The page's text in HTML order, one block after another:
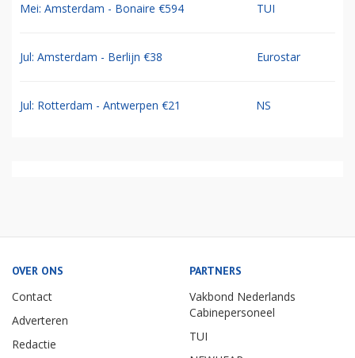
Mei: Amsterdam - Bonaire €594 TUI
Jul: Amsterdam - Berlijn €38 Eurostar
Jul: Rotterdam - Antwerpen €21 NS
OVER ONS
Contact
Adverteren
Redactie
PARTNERS
Vakbond Nederlands
Cabinepersoneel
TUI